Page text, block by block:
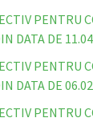
PENTRU
DATA DE
PENTRU
DATA DE
PENTRU